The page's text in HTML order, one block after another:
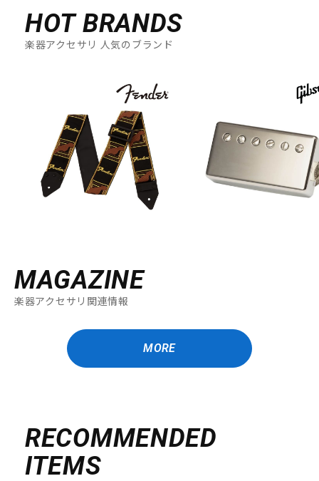
HOT BRANDS
楽器アクセサリ 人気のブランド
MAGAZINE
楽器アクセサリ関連情報
MORE
RECOMMENDED
ITEMS